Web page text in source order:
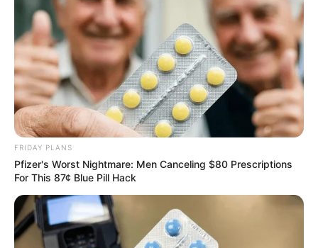
FRIDAY PLANS
Pfizer's Worst Nightmare: Men Canceling $80 Prescriptions
For This 87¢ Blue Pill Hack